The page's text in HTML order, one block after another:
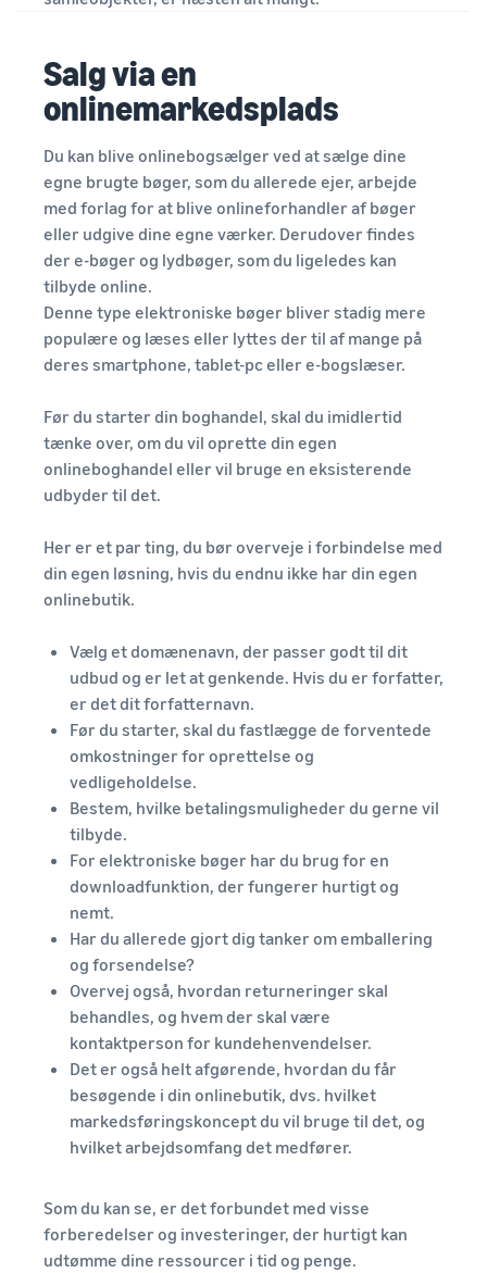
Salg via en
onlinemarkedsplads
Du kan blive onlinebogsælger ved at sælge dine
egne brugte bøger, som du allerede ejer, arbejde
med forlag for at blive onlineforhandler af bøger
eller udgive dine egne værker. Derudover findes
der e-bøger og lydbøger, som du ligeledes kan
tilbyde online.
Denne type elektroniske bøger bliver stadig mere
populære og læses eller lyttes der til af mange på
deres smartphone, tablet-pc eller e-bogslæser.
Før du starter din boghandel, skal du imidlertid
tænke over, om du vil oprette din egen
onlineboghandel eller vil bruge en eksisterende
udbyder til det.
Her er et par ting, du bør overveje i forbindelse med
din egen løsning, hvis du endnu ikke har din egen
onlinebutik.
Vælg et domænenavn, der passer godt til dit
udbud og er let at genkende. Hvis du er forfatter,
er det dit forfatternavn.
Før du starter, skal du fastlægge de forventede
omkostninger for oprettelse og
vedligeholdelse.
Bestem, hvilke betalingsmuligheder du gerne vil
tilbyde.
For elektroniske bøger har du brug for en
downloadfunktion, der fungerer hurtigt og
nemt.
Har du allerede gjort dig tanker om emballering
og forsendelse?
Overvej også, hvordan returneringer skal
behandles, og hvem der skal være
kontaktperson for kundehenvendelser.
Det er også helt afgørende, hvordan du får
besøgende i din onlinebutik, dvs. hvilket
markedsføringskoncept du vil bruge til det, og
hvilket arbejdsomfang det medfører.
Som du kan se, er det forbundet med visse
forberedelser og investeringer, der hurtigt kan
udtømme dine ressourcer i tid og penge.